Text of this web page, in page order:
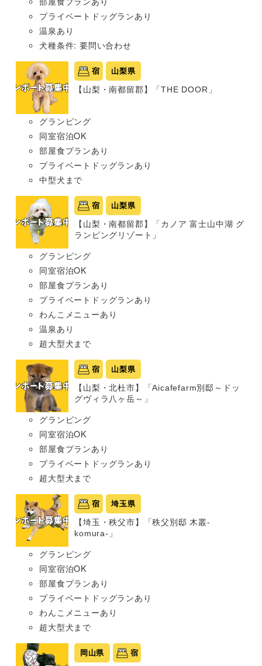
プライベートドッグランあり
温泉あり
犬種条件: 要問い合わせ
宿 山梨県
【山梨・南都留郡】「THE DOOR」
グランピング
同室宿泊OK
部屋食プランあり
プライベートドッグランあり
中型犬まで
宿 山梨県
【山梨・南都留郡】「カノア 富士山中湖 グ
ランピングリゾート」
グランピング
同室宿泊OK
部屋食プランあり
プライベートドッグランあり
わんこメニューあり
温泉あり
超大型犬まで
宿 山梨県
【山梨・北杜市】「Aicafefarm別邸～ドッ
グヴィラ八ヶ岳～」
グランピング
同室宿泊OK
部屋食プランあり
プライベートドッグランあり
超大型犬まで
宿 埼玉県
【埼玉・秩父市】「秩父別邸 木叢-
komura-」
グランピング
同室宿泊OK
部屋食プランあり
プライベートドッグランあり
わんこメニューあり
超大型犬まで
岡山県 宿